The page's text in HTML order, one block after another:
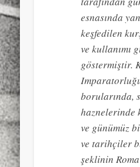
esnasında
keşfedilen
ve kullanımı
göstermiştir.
borularında,
haznelerinde
ve günümüz
ve tarihçiler
şeklinin Roma